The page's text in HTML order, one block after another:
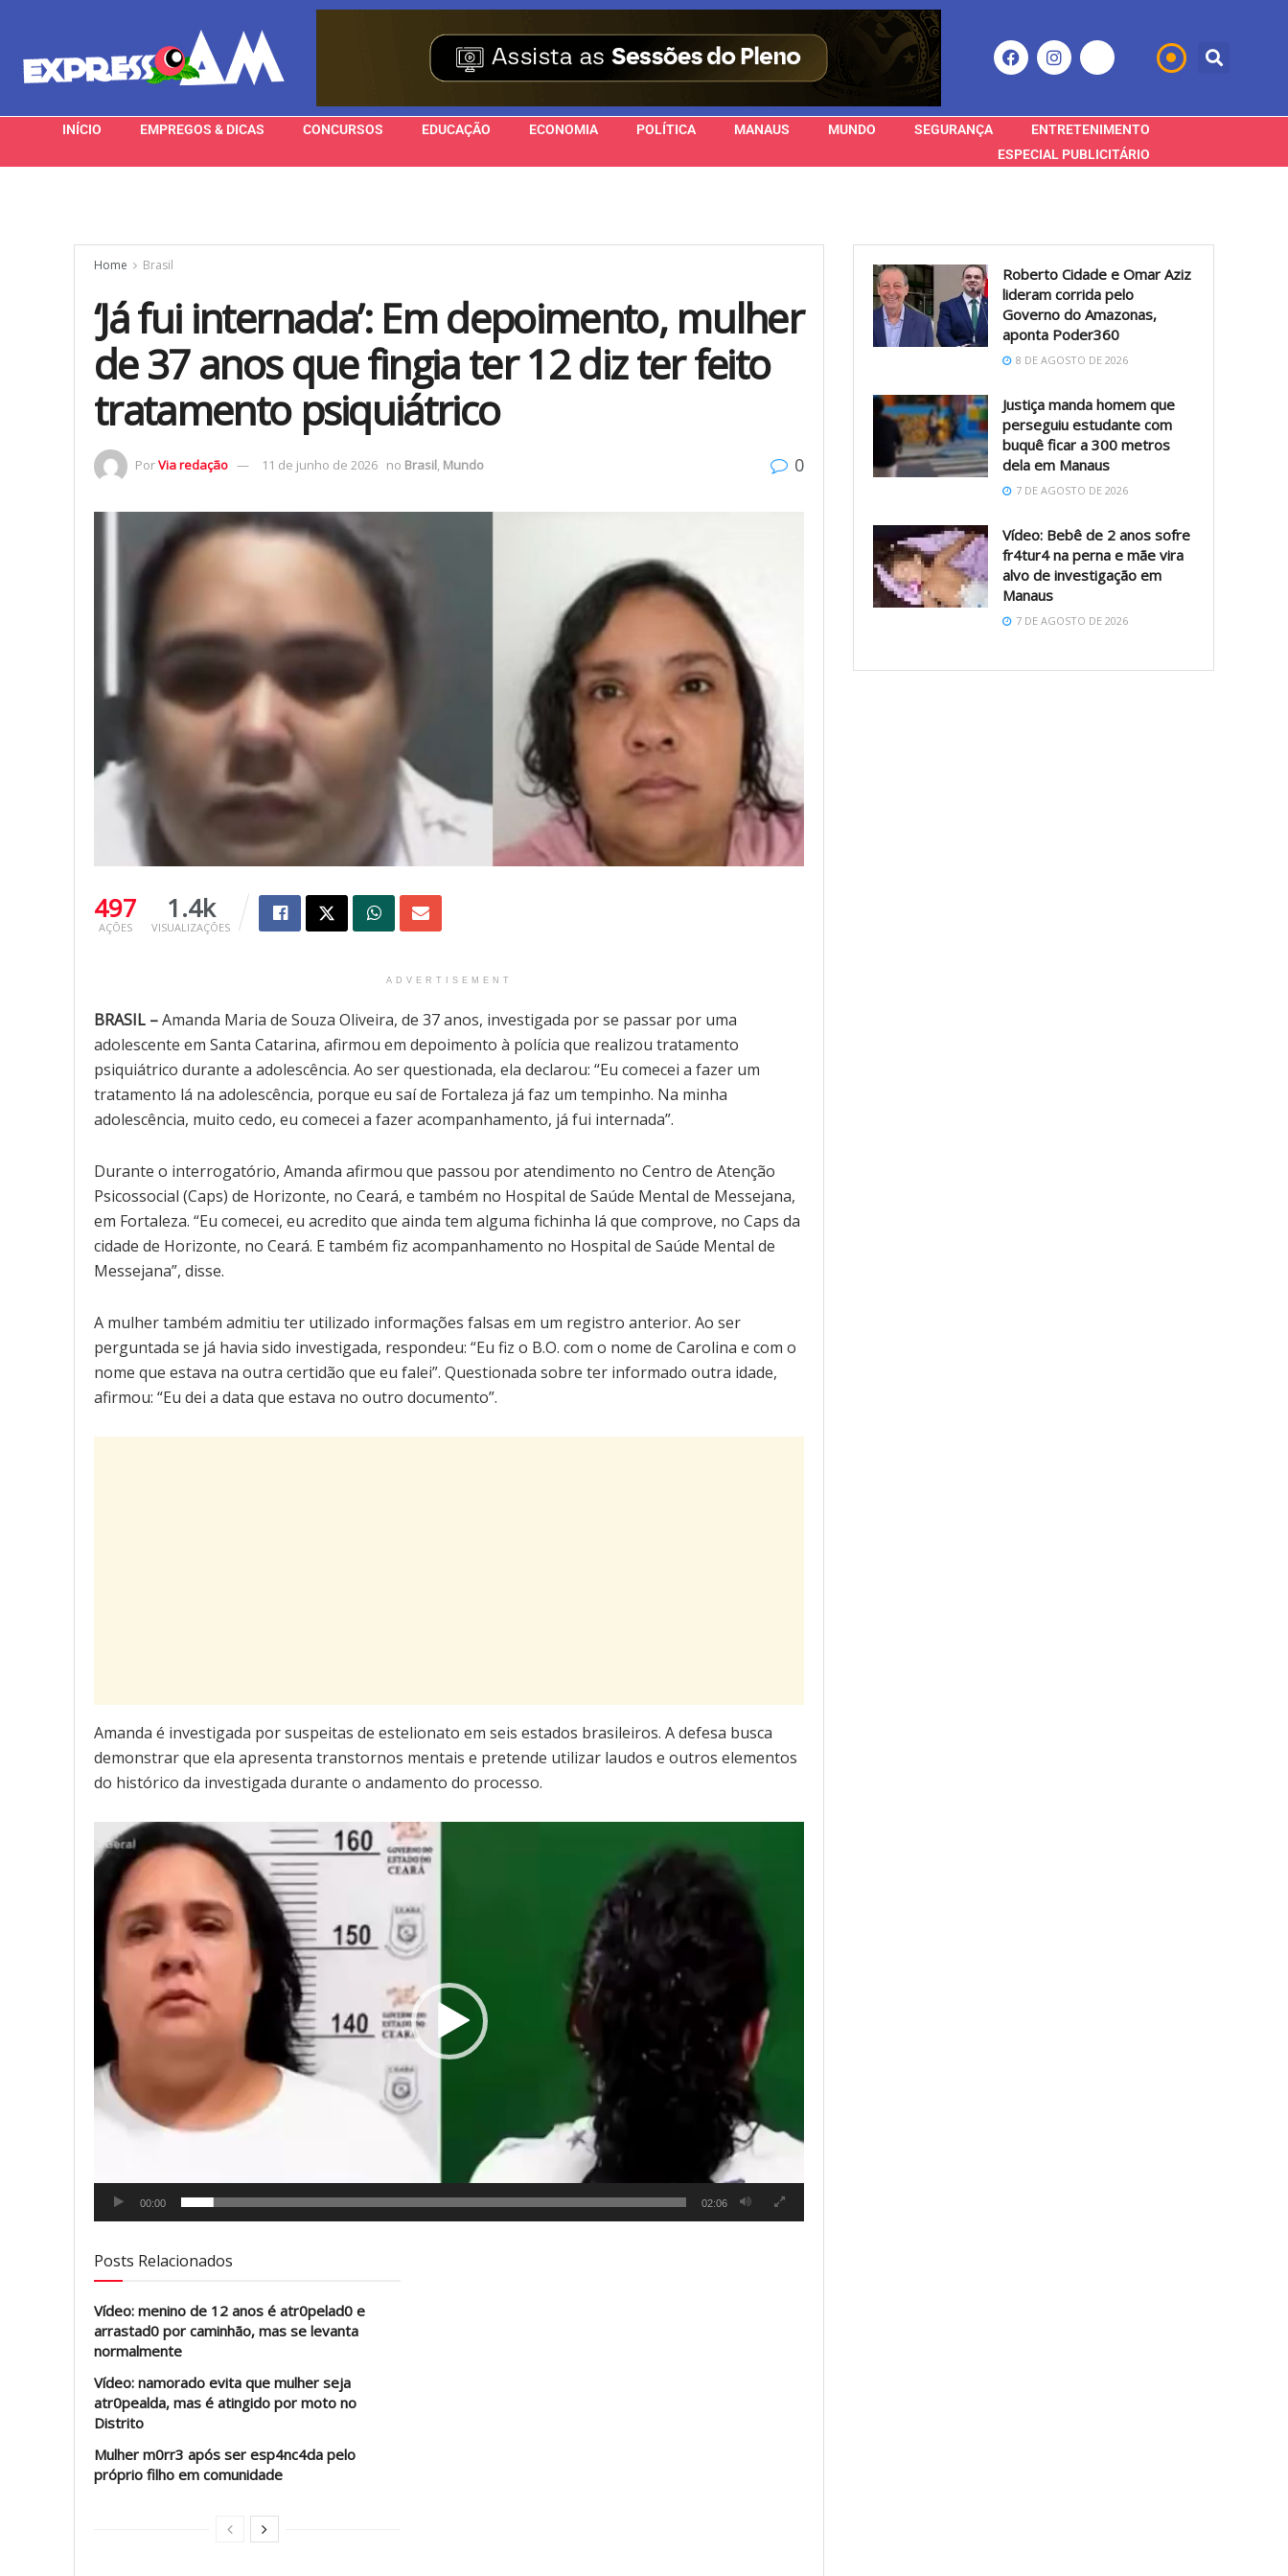
INÍCIO EMPREGOS & DICAS CONCURSOS EDUCAÇÃO ECONOMIA POLÍTICA MANAUS MUNDO SEGURANÇA
ENTRETENIMENTO
ESPECIAL PUBLICITÁRIO
Home Brasil
‘Já fui internada’: Em depoimento, mulher
de 37 anos que fingia ter 12 diz ter feito
tratamento psiquiátrico
PorVia redação 11 de junho de 2026 no Brasil, Mundo 0
497
AÇÕES
1.4k
VISUALIZAÇÕES
ADVERTISEMENT
BRASIL –Amanda Maria de Souza Oliveira, de 37 anos, investigada por se passar por uma
adolescente em Santa Catarina, afirmou em depoimento à polícia que realizou tratamento
psiquiátrico durante a adolescência. Ao ser questionada, ela declarou: “Eu comecei a fazer um
tratamento lá na adolescência, porque eu saí de Fortaleza já faz um tempinho. Na minha
adolescência, muito cedo, eu comecei a fazer acompanhamento, já fui internada”.
Durante o interrogatório, Amanda afirmou que passou por atendimento no Centro de Atenção
Psicossocial (Caps) de Horizonte, no Ceará, e também no Hospital de Saúde Mental de Messejana,
em Fortaleza. “Eu comecei, eu acredito que ainda tem alguma fichinha lá que comprove, no Caps da
cidade de Horizonte, no Ceará. E também fiz acompanhamento no Hospital de Saúde Mental de
Messejana”, disse.
A mulher também admitiu ter utilizado informações falsas em um registro anterior. Ao ser
perguntada se já havia sido investigada, respondeu: “Eu fiz o B.O. com o nome de Carolina e com o
nome que estava na outra certidão que eu falei”. Questionada sobre ter informado outra idade,
afirmou: “Eu dei a data que estava no outro documento”.
Amanda é investigada por suspeitas de estelionato em seis estados brasileiros. A defesa busca
demonstrar que ela apresenta transtornos mentais e pretende utilizar laudos e outros elementos
do histórico da investigada durante o andamento do processo.
Tocador
de
vídeo
00:00 02:06
Posts Relacionados
Vídeo: menino de 12 anos é atr0pelad0 e
arrastad0 por caminhão, mas se levanta
normalmente
Vídeo: namorado evita que mulher seja
atr0pealda, mas é atingido por moto no
Distrito
Mulher m0rr3 após ser esp4nc4da pelo
próprio filho em comunidade
Roberto Cidade e Omar Aziz
lideram corrida pelo
Governo do Amazonas,
aponta Poder360
8 DE AGOSTO DE 2026
Justiça manda homem que
perseguiu estudante com
buquê ficar a 300 metros
dela em Manaus
7 DE AGOSTO DE 2026
Vídeo: Bebê de 2 anos sofre
fr4tur4 na perna e mãe vira
alvo de investigação em
Manaus
7 DE AGOSTO DE 2026